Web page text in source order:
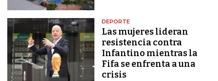
DEPORTE
Las mujeres lideran
resistencia contra
Infantino mientras la
Fifa se enfrenta a una
crisis